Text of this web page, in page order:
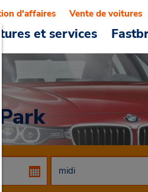
et services
d'affaires Vente de voitures